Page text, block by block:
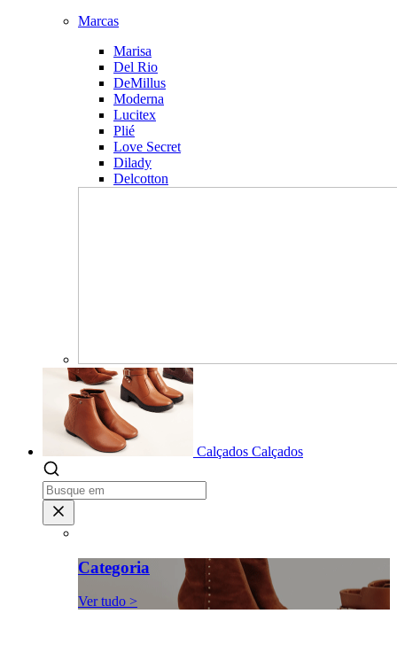
Marcas
Marisa
Del Rio
DeMillus
Moderna
Lucitex
Plié
Love Secret
Dilady
Delcotton
Calçados Calçados
Categoria
Ver tudo >